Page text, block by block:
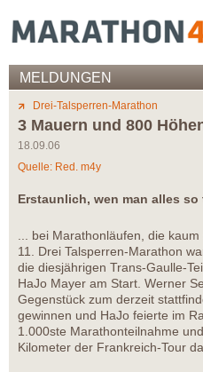
MELDUNGEN
Drei-Talsperren-Marathon
3 Mauern und 800
18.09.06
Quelle: Red. m4y
Erstaunlich, wen man alles so
... bei Marathonläufen, die
11. Drei Talsperren-Marathon
die diesjährigen Trans-Gaulle-
HaJo Mayer am Start. Werner
Gegenstück zum derzeit
gewinnen und HaJo feierte im
1.000ste Marathonteilnahme
Kilometer der Frankreich-Tour